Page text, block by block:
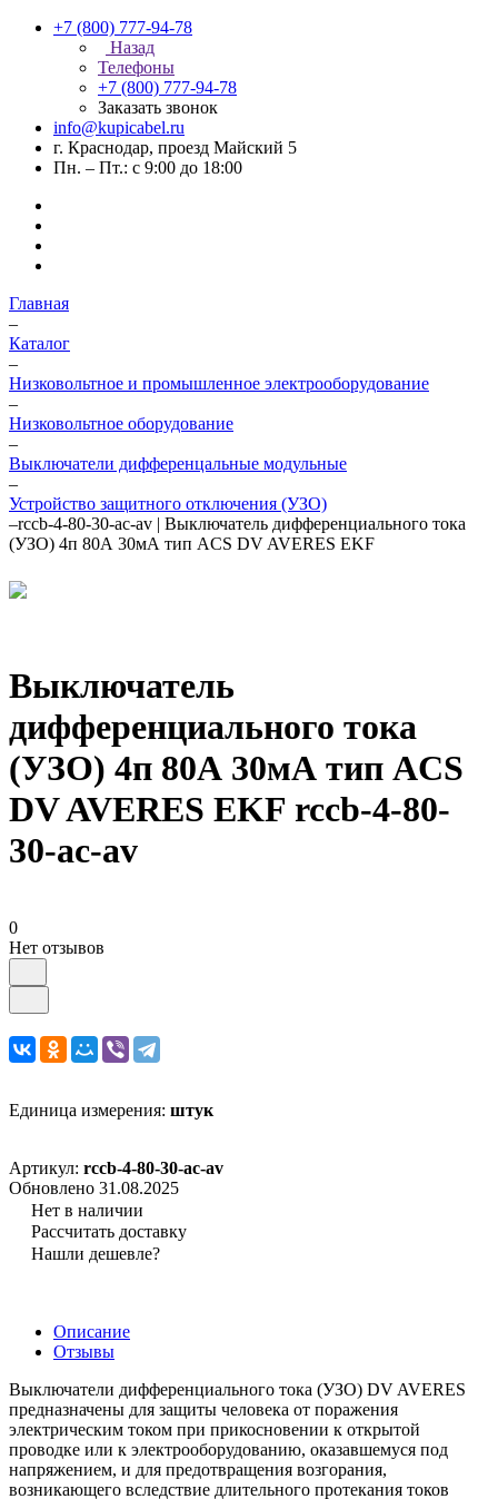
+7 (800) 777-94-78
Назад
Телефоны
+7 (800) 777-94-78
Заказать звонок
info@kupicabel.ru
г. Краснодар, проезд Майский 5
Пн. – Пт.: с 9:00 до 18:00
Главная
–
Каталог
–
Низковольтное и промышленное электрооборудование
–
Низковольтное оборудование
–
Выключатели дифференцальные модульные
–
Устройство защитного отключения (УЗО)
–rccb-4-80-30-ac-av | Выключатель дифференциального тока
(УЗО) 4п 80А 30мА тип ACS DV AVERES EKF
Выключатель
дифференциального тока
(УЗО) 4п 80А 30мА тип ACS
DV AVERES EKF rccb-4-80-
30-ac-av
0
Нет отзывов
Единица измерения: штук
Артикул: rccb-4-80-30-ac-av
Обновлено 31.08.2025
Нет в наличии
Рассчитать доставку
Нашли дешевле?
Описание
Отзывы
Выключатели дифференциального тока (УЗО) DV AVERES
предназначены для защиты человека от поражения
электрическим током при прикосновении к открытой
проводке или к электрооборудованию, оказавшемуся под
напряжением, и для предотвращения возгорания,
возникающего вследствие длительного протекания токов